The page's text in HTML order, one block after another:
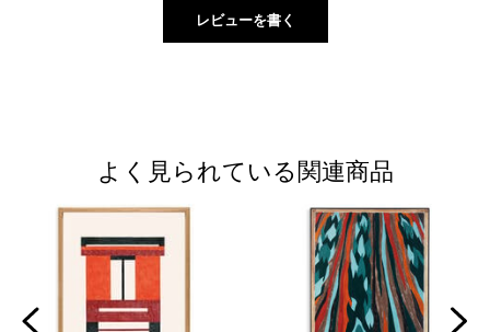
よく見られている関連商品